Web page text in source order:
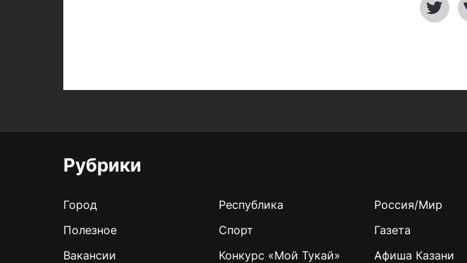
Рубрики
Город Республика Россия/Мир
Полезное
Спорт Газета
Вакансии
Конкурс «Мой Тукай» Афиша Казани